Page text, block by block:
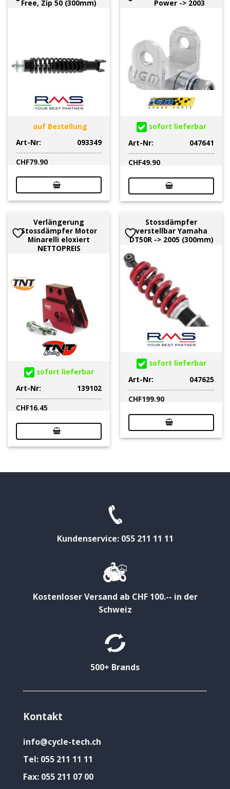
Free, Zip 50 (300mm)
auf Bestellung
Art-Nr:
093349
CHF79.90
Power -> 2003
sofort lieferbar
Art-Nr:
047641
CHF49.90
Verlängerung
Stossdämpfer Motor
Minarelli eloxiert
NETTOPREIS
sofort lieferbar
Art-Nr:
139102
CHF16.45
Stossdämpfer
verstellbar Yamaha
DT50R -> 2005 (300mm)
sofort lieferbar
Art-Nr:
047625
CHF199.90
Kundenservice: 055 211 11 11
Kostenloser Versand ab CHF 100.-- in der
Schweiz
500+ Brands
Kontakt
info@cycle-tech.ch
Tel: 055 211 11 11
Fax: 055 211 07 00